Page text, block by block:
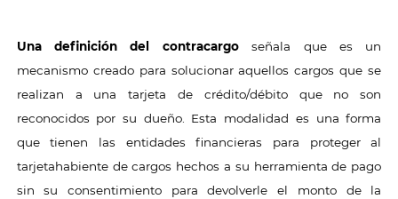
Unadefinición del contracargoseñala que es un
mecanismo creado para solucionar aquellos cargos que se
realizan a una tarjeta de crédito/débito que no son
reconocidos por su dueño. Esta modalidad es una forma
que tienen las entidades financieras para proteger al
tarjetahabiente de cargos hechos a su herramienta de pago
sin su consentimiento para devolverle el monto de la